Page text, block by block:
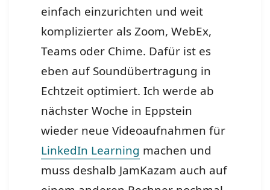
einfach einzurichten und weit
komplizierter als Zoom, WebEx,
Teams oder Chime. Dafür ist es
eben auf Soundübertragung in
Echtzeit optimiert. Ich werde ab
nächster Woche in Eppstein
wieder neue Videoaufnahmen für
LinkedIn Learning machen und
muss deshalb JamKazam auch auf